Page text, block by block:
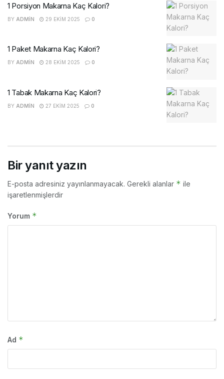
1 Porsiyon Makarna Kaç Kalori?
BY ADMIN 29 EKIM 2025 0
1 Paket Makarna Kaç Kalori?
BY ADMIN 28 EKIM 2025 0
1 Tabak Makarna Kaç Kalori?
BY ADMIN 27 EKIM 2025 0
Bir yanıt yazın
E-posta adresiniz yayınlanmayacak. Gerekli alanlar * ile
işaretlenmişlerdir
Yorum *
Ad *